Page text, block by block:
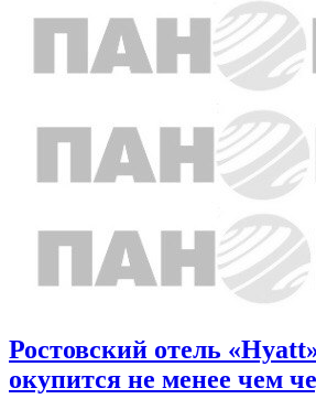
Ростовский отель
окупится не менее чем